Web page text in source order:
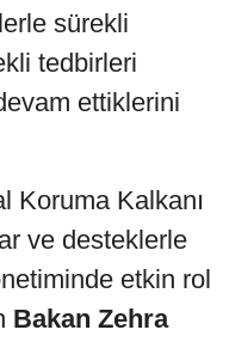
sürekli
tedbirleri
ettiklerini
Koruma Kalkanı
ve desteklerle
etkin rol
Bakan Zehra